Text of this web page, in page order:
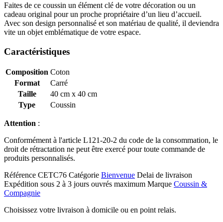
Faites de ce coussin un élément clé de votre décoration ou un
cadeau original pour un proche propriétaire d’un lieu d’accueil.
Avec son design personnalisé et son matériau de qualité, il deviendra
vite un objet emblématique de votre espace.
Caractéristiques
Composition Coton
Format
Carré
Taille
40 cm x 40 cm
Type
Coussin
Attention :
Conformément à l'article L121-20-2 du code de la consommation, le
droit de rétractation ne peut être exercé pour toute commande de
produits personnalisés.
Référence CETC76 Catégorie Bienvenue Delai de livraison
Expédition sous 2 à 3 jours ouvrés maximum Marque Coussin &
Compagnie
Choisissez votre livraison à domicile ou en point relais.